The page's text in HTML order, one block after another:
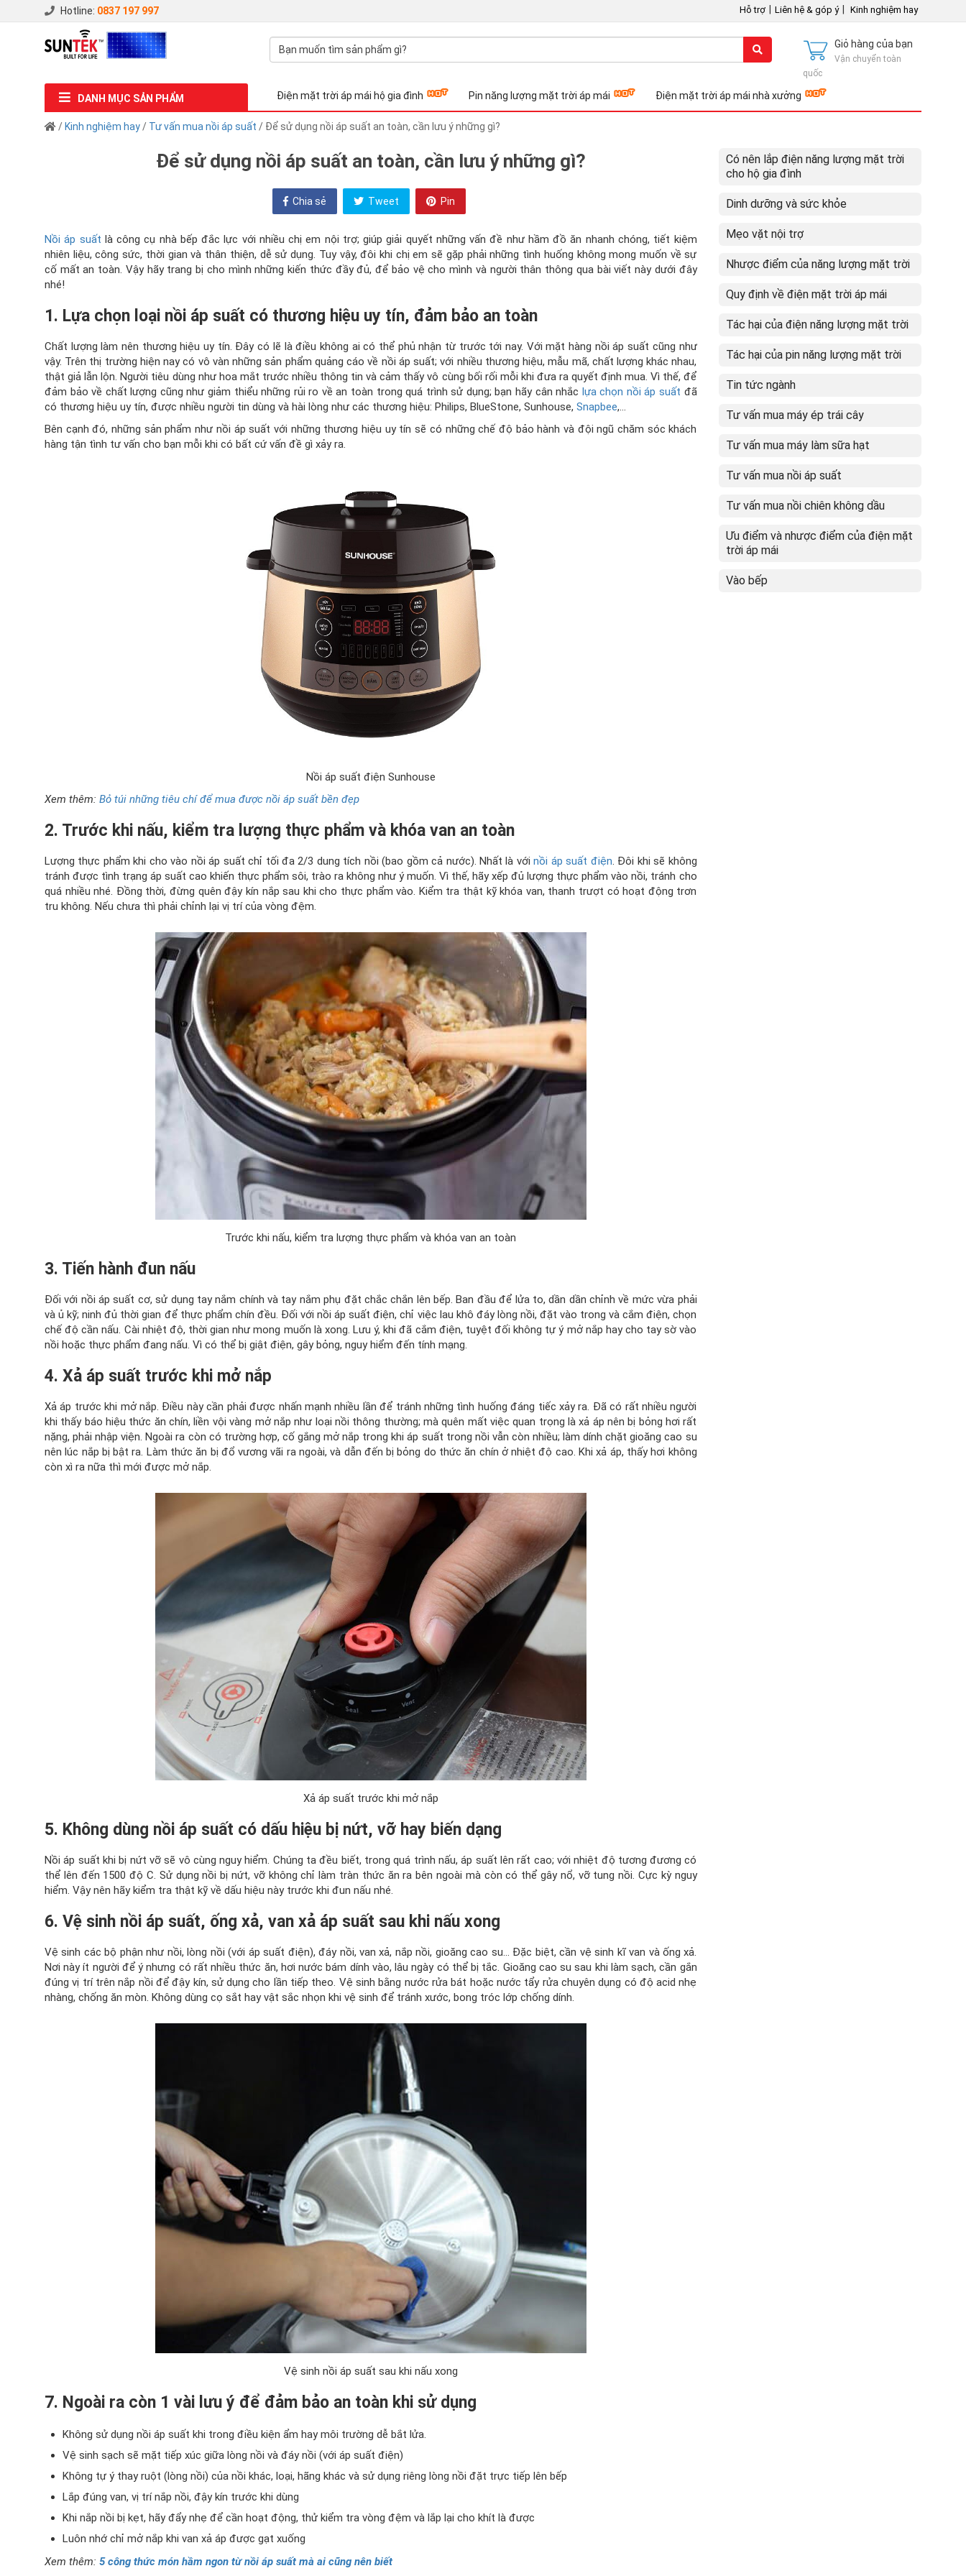
Hotline: 0837 197 997 Hỗ trợ Liên hệ & góp ý Kinh nghiệm hay
Giỏ hàng của bạn
Vận chuyển toàn
quốc
DANH MỤC SẢN PHẨM Điện mặt trời áp mái hộ gia đình Pin năng lượng mặt trời áp mái Điện mặt trời áp mái nhà xưởng
/ Kinh nghiệm hay/ Tư vấn mua nồi áp suất / Để sử dụng nồi áp suất an toàn, cần lưu ý những gì?
Để sử dụng nồi áp suất an toàn, cần lưu ý những gì?
Chia sẻ Tweet Pin
Nồi áp suất là công cụ nhà bếp đắc lực với nhiều chị em nội trợ; giúp giải quyết những vấn đề như hầm đồ ăn nhanh chóng, tiết kiệm
nhiên liệu, công sức, thời gian và thân thiện, dễ sử dụng. Tuy vậy, đôi khi chị em sẽ gặp phải những tình huống không mong muốn về sự
cố mất an toàn. Vậy hãy trang bị cho mình những kiến thức đầy đủ, để bảo vệ cho mình và người thân thông qua bài viết này dưới đây
nhé!
1. Lựa chọn loại nồi áp suất có thương hiệu uy tín, đảm bảo an toàn
Chất lượng làm nên thương hiệu uy tín. Đây có lẽ là điều không ai có thể phủ nhận từ trước tới nay. Với mặt hàng nồi áp suất cũng như
vậy. Trên thị trường hiện nay có vô vàn những sản phẩm quảng cáo về nồi áp suất; với nhiều thương hiệu, mẫu mã, chất lượng khác nhau,
thật giả lẫn lộn. Người tiêu dùng như hoa mắt trước nhiều thông tin và cảm thấy vô cùng bối rối mỗi khi đưa ra quyết định mua. Vì thế, để
đảm bảo về chất lượng cũng như giảm thiểu những rủi ro về an toàn trong quá trình sử dụng; bạn hãy cân nhắc lựa chọn nồi áp suất đã
có thương hiệu uy tín, được nhiều người tin dùng và hài lòng như các thương hiệu: Philips, BlueStone, Sunhouse, Snapbee,…
Bên cạnh đó, những sản phẩm như nồi áp suất với những thương hiệu uy tín sẽ có những chế độ bảo hành và đội ngũ chăm sóc khách
hàng tận tình tư vấn cho bạn mỗi khi có bất cứ vấn đề gì xảy ra.
Nồi áp suất điện Sunhouse
Xem thêm: Bỏ túi những tiêu chí để mua được nồi áp suất bền đẹp
2. Trước khi nấu, kiểm tra lượng thực phẩm và khóa van an toàn
Lượng thực phẩm khi cho vào nồi áp suất chỉ tối đa 2/3 dung tích nồi (bao gồm cả nước). Nhất là vớinồi áp suất điện. Đôi khi sẽ không
tránh được tình trạng áp suất cao khiến thực phẩm sôi, trào ra không như ý muốn. Vì thế, hãy xếp đủ lượng thực phẩm vào nồi, tránh cho
quá nhiều nhé. Đồng thời, đừng quên đậy kín nắp sau khi cho thực phẩm vào. Kiểm tra thật kỹ khóa van, thanh trượt có hoạt động trơn
tru không. Nếu chưa thì phải chỉnh lại vị trí của vòng đệm.
Trước khi nấu, kiểm tra lượng thực phẩm và khóa van an toàn
3. Tiến hành đun nấu
Đối với nồi áp suất cơ, sử dụng tay nắm chính và tay nắm phụ đặt chắc chắn lên bếp. Ban đầu để lửa to, dần dần chỉnh về mức vừa phải
và ủ kỹ; ninh đủ thời gian để thực phẩm chín đều. Đối với nồi áp suất điện, chỉ việc lau khô đáy lòng nồi, đặt vào trong và cắm điện, chọn
chế độ cần nấu. Cài nhiệt độ, thời gian như mong muốn là xong. Lưu ý, khi đã cắm điện, tuyệt đối không tự ý mở nắp hay cho tay sờ vào
nồi hoặc thực phẩm đang nấu. Vì có thể bị giật điện, gây bỏng, nguy hiểm đến tính mạng.
4. Xả áp suất trước khi mở nắp
Xả áp trước khi mở nắp. Điều này cần phải được nhấn mạnh nhiều lần để tránh những tình huống đáng tiếc xảy ra. Đã có rất nhiều người
khi thấy báo hiệu thức ăn chín, liền vội vàng mở nắp như loại nồi thông thường; mà quên mất việc quan trọng là xả áp nên bị bỏng hơi rất
nặng, phải nhập viện. Ngoài ra còn có trường hợp, cố gắng mở nắp trong khi áp suất trong nồi vẫn còn nhiều; làm dính chặt gioăng cao su
nên lúc nắp bị bật ra. Làm thức ăn bị đổ vương vãi ra ngoài, và dẫn đến bị bỏng do thức ăn chín ở nhiệt độ cao. Khi xả áp, thấy hơi không
còn xì ra nữa thì mới được mở nắp.
Xả áp suất trước khi mở nắp
5. Không dùng nồi áp suất có dấu hiệu bị nứt, vỡ hay biến dạng
Nồi áp suất khi bị nứt vỡ sẽ vô cùng nguy hiểm. Chúng ta đều biết, trong quá trình nấu, áp suất lên rất cao; với nhiệt độ tương đương có
thể lên đến 1500 độ C. Sử dụng nồi bị nứt, vỡ không chỉ làm tràn thức ăn ra bên ngoài mà còn có thể gây nổ, vỡ tung nồi. Cực kỳ nguy
hiểm. Vậy nên hãy kiểm tra thật kỹ về dấu hiệu này trước khi đun nấu nhé.
6. Vệ sinh nồi áp suất, ống xả, van xả áp suất sau khi nấu xong
Vệ sinh các bộ phận như nồi, lòng nồi (với áp suất điện), đáy nồi, van xả, nắp nồi, gioăng cao su… Đặc biệt, cần vệ sinh kĩ van và ống xả.
Nơi này ít người để ý nhưng có rất nhiều thức ăn, hơi nước bám dính vào, lâu ngày có thể bị tắc. Gioăng cao su sau khi làm sạch, cần gắn
đúng vị trí trên nắp nồi để đậy kín, sử dụng cho lần tiếp theo. Vệ sinh bằng nước rửa bát hoặc nước tẩy rửa chuyên dụng có độ acid nhẹ
nhàng, chống ăn mòn. Không dùng cọ sắt hay vật sắc nhọn khi vệ sinh để tránh xước, bong tróc lớp chống dính.
Vệ sinh nồi áp suất sau khi nấu xong
7. Ngoài ra còn 1 vài lưu ý để đảm bảo an toàn khi sử dụng
Không sử dụng nồi áp suất khi trong điều kiện ẩm hay môi trường dễ bắt lửa.
Vệ sinh sạch sẽ mặt tiếp xúc giữa lòng nồi và đáy nồi (với áp suất điện)
Không tự ý thay ruột (lòng nồi) của nồi khác, loại, hãng khác và sử dụng riêng lòng nồi đặt trực tiếp lên bếp
Lắp đúng van, vị trí nắp nồi, đậy kín trước khi dùng
Khi nắp nồi bị kẹt, hãy đẩy nhẹ để cần hoạt động, thử kiểm tra vòng đệm và lắp lại cho khít là được
Luôn nhớ chỉ mở nắp khi van xả áp được gạt xuống
Xem thêm: 5 công thức món hầm ngon từ nồi áp suất mà ai cũng nên biết
Có nên lắp điện năng lượng mặt trời
cho hộ gia đình
Dinh dưỡng và sức khỏe
Mẹo vặt nội trợ
Nhược điểm của năng lượng mặt trời
Quy định về điện mặt trời áp mái
Tác hại của điện năng lượng mặt trời
Tác hại của pin năng lượng mặt trời
Tin tức ngành
Tư vấn mua máy ép trái cây
Tư vấn mua máy làm sữa hạt
Tư vấn mua nồi áp suất
Tư vấn mua nồi chiên không dầu
Ưu điểm và nhược điểm của điện mặt
trời áp mái
Vào bếp